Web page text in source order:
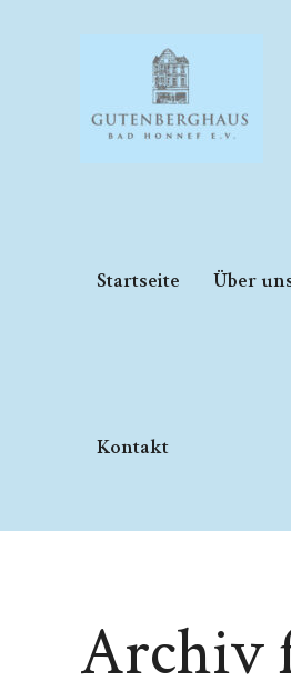
Startseite Über
Kontakt
Archiv